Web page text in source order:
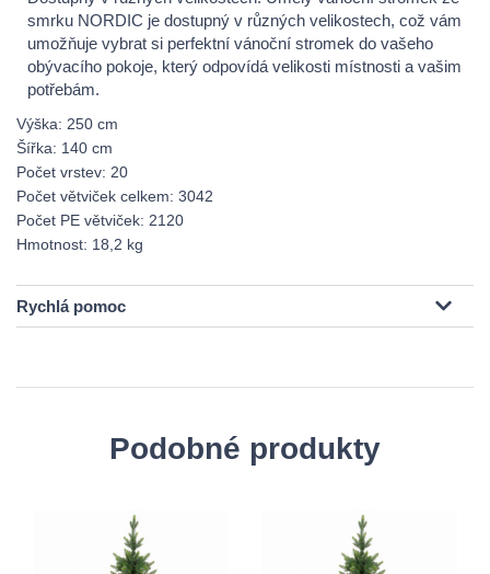
smrku NORDIC je dostupný v různých velikostech, což vám
umožňuje vybrat si perfektní vánoční stromek do vašeho
obývacího pokoje, který odpovídá velikosti místnosti a vašim
potřebám.
Výška: 250 cm
Šířka: 140 cm
Počet vrstev: 20
Počet větviček celkem: 3042
Počet PE větviček: 2120
Hmotnost: 18,2 kg
Rychlá pomoc
Podobné produkty